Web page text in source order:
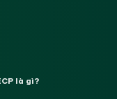
là gì?